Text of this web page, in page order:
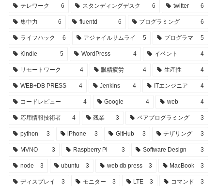
テレワーク 6 スタンディングデスク 6 twitter 6
集中力 6 fluentd 6 プログラミング 6
ライフハック 6 アジャイルサムライ 5 プログラマ 5
Kindle 5 WordPress 4 イベント 4
リモートワーク 4 眼精疲労 4 生産性 4
WEB+DB PRESS 4 Jenkins 4 ITエンジニア 4
コードレビュー 4 Google 4 web 4
応用情報技術者 4 残業 3 ペアプログラミング 3
python 3 iPhone 3 GitHub 3 テザリング 3
MVNO 3 Raspberry Pi 3 Software Design 3
node 3 ubuntu 3 web db press 3 MacBook 3
ディスプレイ 3 モニター 3 LTE 3 コマンド 3